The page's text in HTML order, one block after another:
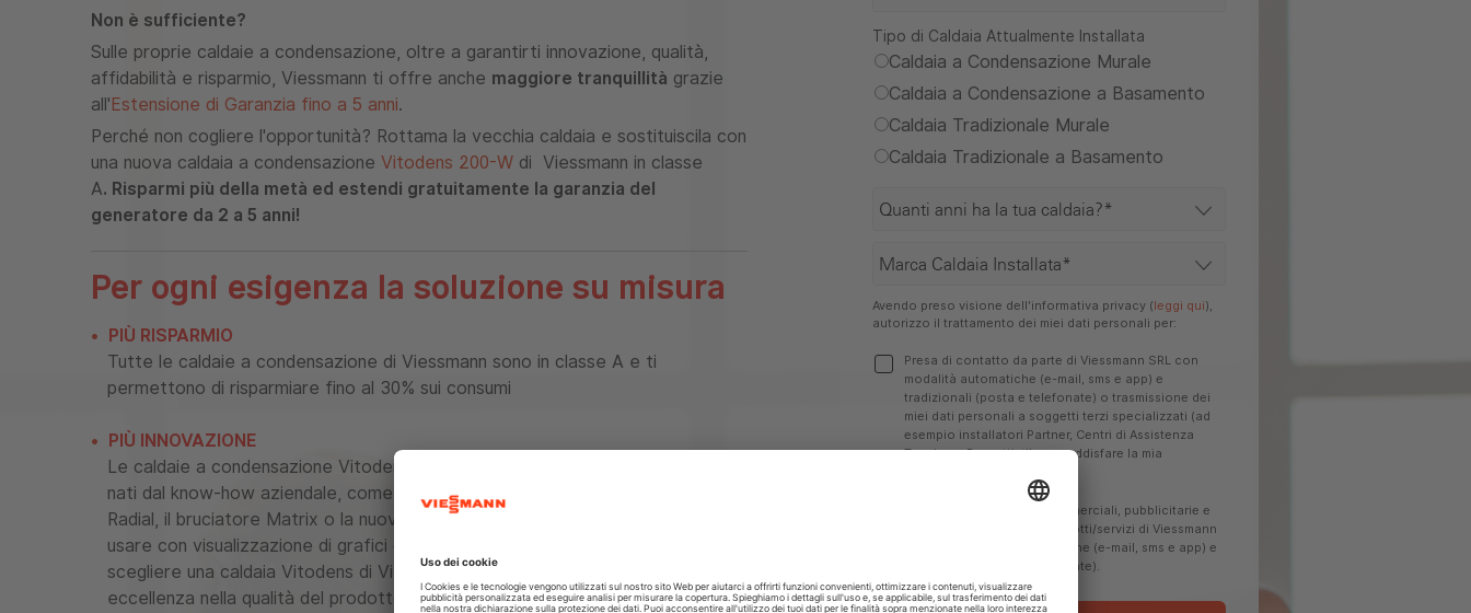
Non è sufficiente?
Sulle proprie caldaie a condensazione, oltre a garantirti innovazione, qualità,
affidabilità e risparmio, Viessmann ti offre anche maggiore tranquillità grazie
all'Estensione di Garanzia fino a 5 anni.
Perché non cogliere l'opportunità? Rottama la vecchia caldaia e sostituiscila con
una nuova caldaia a condensazioneVitodens 200-W di Viessmann in classe
A. Risparmi più della metà ed estendi gratuitamente la garanzia del
generatore da 2 a 5 anni!
Per ogni esigenza la soluzione su misura
PIÙ RISPARMIO
Tutte le caldaie a condensazione di Viessmann sono in classe A e ti
permettono di risparmiare fino al 30% sui consumi
PIÙ INNOVAZIONE
Le caldaie a condensazione Vitodens di Viessmann sono dotate di brevetti
nati dal know-how aziendale, come lo scambiatore in acciaio inossidabile Inox-
Radial, il bruciatore Matrix o la nuova regolazione Touch Screen facile da
usare con visualizzazione di grafici del consumo di energia. Ecco perché
scegliere una caldaia Vitodens di Viessmann è sinonimo di innovazione,
eccellenza nella qualità del prodotto e dei materiali, efficienza, affidabilità e
Tipo di Caldaia Attualmente Installata
Caldaia a Condensazione Murale
Caldaia a Condensazione a Basamento
Caldaia Tradizionale Murale
Caldaia Tradizionale a Basamento
Avendo preso visione dell'informativa privacy (leggi qui),
autorizzo il trattamento dei miei dati personali per:
Presa di contatto da parte di Viessmann SRL con
modalità automatiche (e-mail, sms e app) e
tradizionali (posta e telefonate) o trasmissione dei
miei dati personali a soggetti terzi specializzati (ad
esempio installatori Partner, Centri di Assistenza
Tecnica e Progettisti) per soddisfare la mia
Invio di comunicazioni commerciali, pubblicitarie e
ricerche di mercato su prodotti/servizi di Viessmann
SRL con modalità automatiche (e-mail, sms e app) e
tradizionali (posta e telefonate).